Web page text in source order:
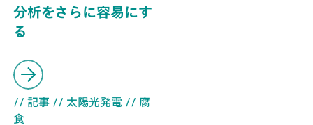
分析をさらに容易にす
る
// 記事 // 太陽光発電 // 腐
食